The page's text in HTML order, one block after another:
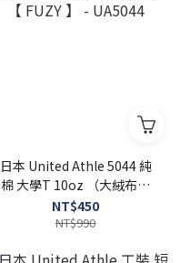
日本 United Athle 5044 純
棉 大學T 10oz （大絨布）
【 FUZY 】 - UA5044
NT$450
NT$990